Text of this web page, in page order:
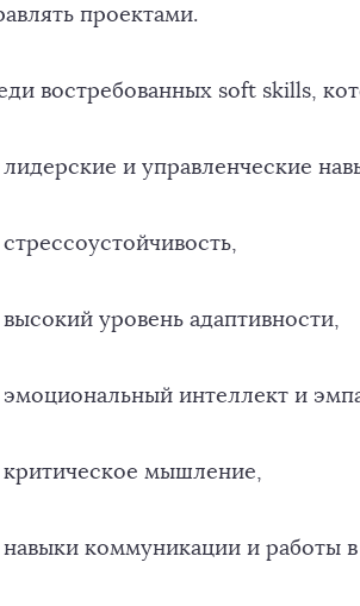
проектами.
востребованных soft skills,
лидерские и управленческие
стрессоустойчивость,
высокий уровень адаптивности,
эмоциональный интеллект и
критическое мышление,
навыки коммуникации и работы